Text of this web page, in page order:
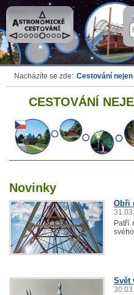
Astronomické
cestování
Nacházíte se zde: Cestování
CESTOVÁNÍ
Novinky
Obři
Patří
Svět